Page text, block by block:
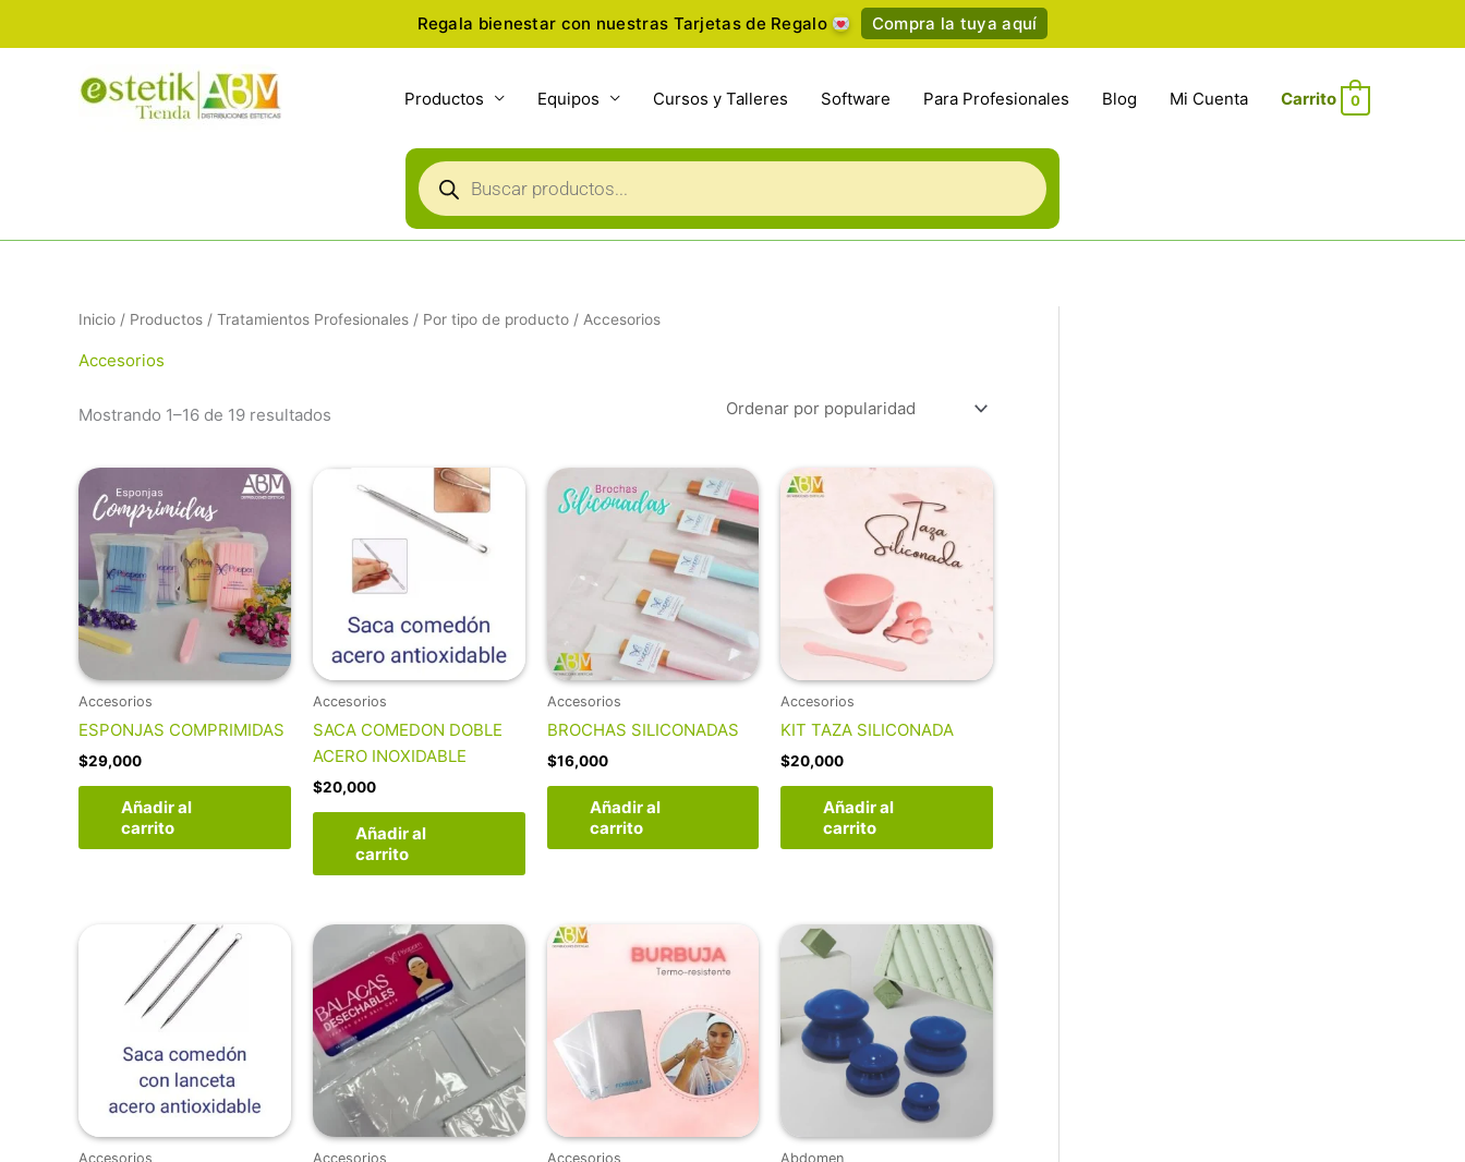
Regala bienestar con nuestras Tarjetas de Regalo Compra la tuya aquí
Productos
Equipos Cursos y Talleres Software Para Profesionales Blog Mi Cuenta 0
Búsqueda
de
productos
Inicio / Productos / Tratamientos Profesionales / Por tipo de producto / Accesorios
Accesorios
Mostrando 1–16 de 19 resultados
Ordenado
por
Accesorios
ESPONJAS COMPRIMIDAS
$29,000
Añadir al
carrito
Accesorios
SACA COMEDON DOBLE
ACERO INOXIDABLE
$20,000
Añadir al
carrito
Accesorios
BROCHAS SILICONADAS
$16,000
Añadir al
carrito
Accesorios
KIT TAZA SILICONADA
$20,000
Añadir al
carrito
Accesorios Accesorios Accesorios Abdomen